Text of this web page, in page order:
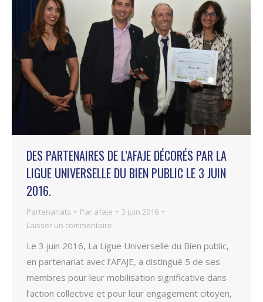
DES PARTENAIRES DE L’AFAJE DÉCORÉS PAR LA
LIGUE UNIVERSELLE DU BIEN PUBLIC LE 3 JUIN
2016.
Partenariats Par afaje
3 juin 2016
Laisser un commentaire
Le 3 juin 2016, La Ligue Universelle du Bien public,
en partenariat avec l’AFAJE, a distingué 5 de ses
membres pour leur mobilisation significative dans
l’action collective et pour leur engagement citoyen,